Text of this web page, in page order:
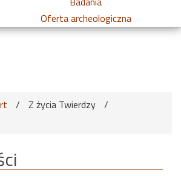
Oferta archeologiczna
/ Z życia Twierdzy /